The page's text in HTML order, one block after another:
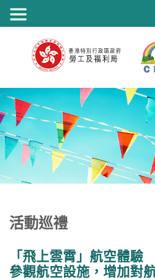
目
錄
活動巡禮
「飛上雲霄」航空體驗
參觀航空設施，增加對